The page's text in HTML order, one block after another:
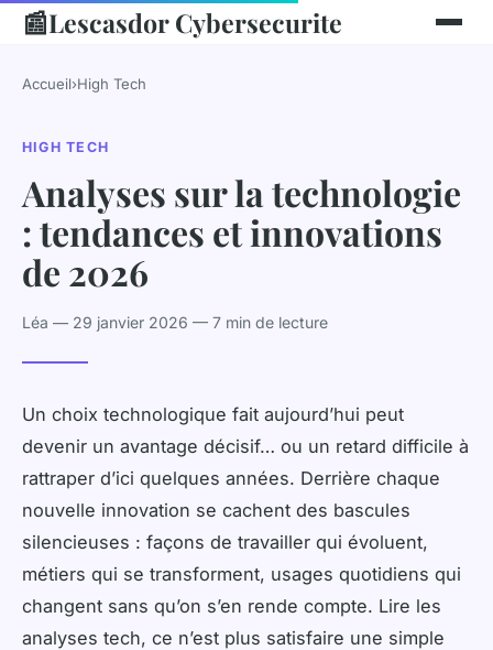
📰Lescasdor Cybersecurite
Accueil›High Tech
HIGH TECH
Analyses sur la technologie
: tendances et innovations
de 2026
Léa — 29 janvier 2026 — 7 min de lecture
Un choix technologique fait aujourd’hui peut
devenir un avantage décisif… ou un retard difficile à
rattraper d’ici quelques années. Derrière chaque
nouvelle innovation se cachent des bascules
silencieuses : façons de travailler qui évoluent,
métiers qui se transforment, usages quotidiens qui
changent sans qu’on s’en rende compte. Lire les
analyses tech, ce n’est plus satisfaire une simple